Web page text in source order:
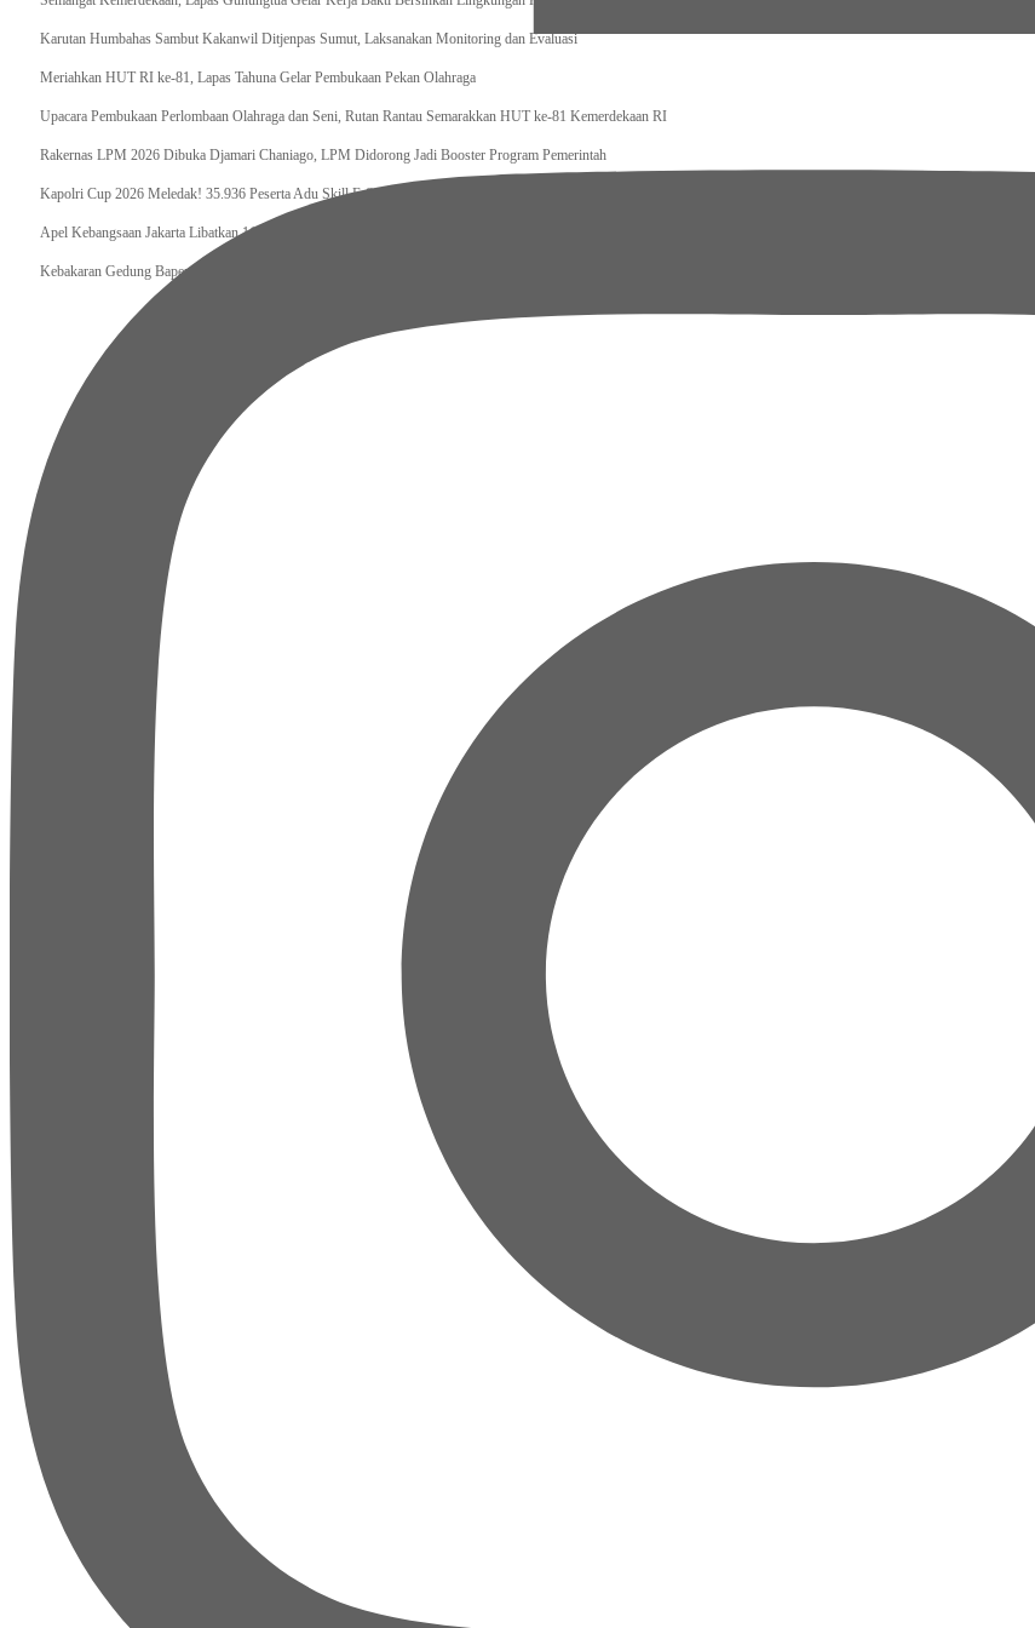
Karutan Humbahas Sambut Kakanwil Ditjenpas Sumut, Laksanakan Monitoring dan Evaluasi
Meriahkan HUT RI ke-81, Lapas Tahuna Gelar Pembukaan Pekan Olahraga
Upacara Pembukaan Perlombaan Olahraga dan Seni, Rutan Rantau Semarakkan HUT ke-81 Kemerdekaan RI
Rakernas LPM 2026 Dibuka Djamari Chaniago, LPM Didorong Jadi Booster Program Pemerintah
Kapolri Cup 2026 Meledak! 35.936 Peserta Adu Skill E-Sports, Polri Bidik Talenta Digital Berkelas Dunia
Apel Kebangsaan Jakarta Libatkan 11.000 Peserta, Polda Metro Jaya Kobarkan Semangat Jaga Indonesia
Kebakaran Gedung Bapenda Jakarta Heboh, Pramono Anung Pastikan Tak Ada Korban dan Layanan Tetap Berjalan